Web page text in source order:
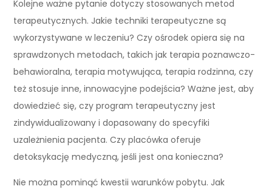
Kolejne ważne pytanie dotyczy stosowanych metod
terapeutycznych. Jakie techniki terapeutyczne są
wykorzystywane w leczeniu? Czy ośrodek opiera się na
sprawdzonych metodach, takich jak terapia poznawczo-
behawioralna, terapia motywująca, terapia rodzinna, czy
też stosuje inne, innowacyjne podejścia? Ważne jest, aby
dowiedzieć się, czy program terapeutyczny jest
zindywidualizowany i dopasowany do specyfiki
uzależnienia pacjenta. Czy placówka oferuje
detoksykację medyczną, jeśli jest ona konieczna?
Nie można pominąć kwestii warunków pobytu. Jak